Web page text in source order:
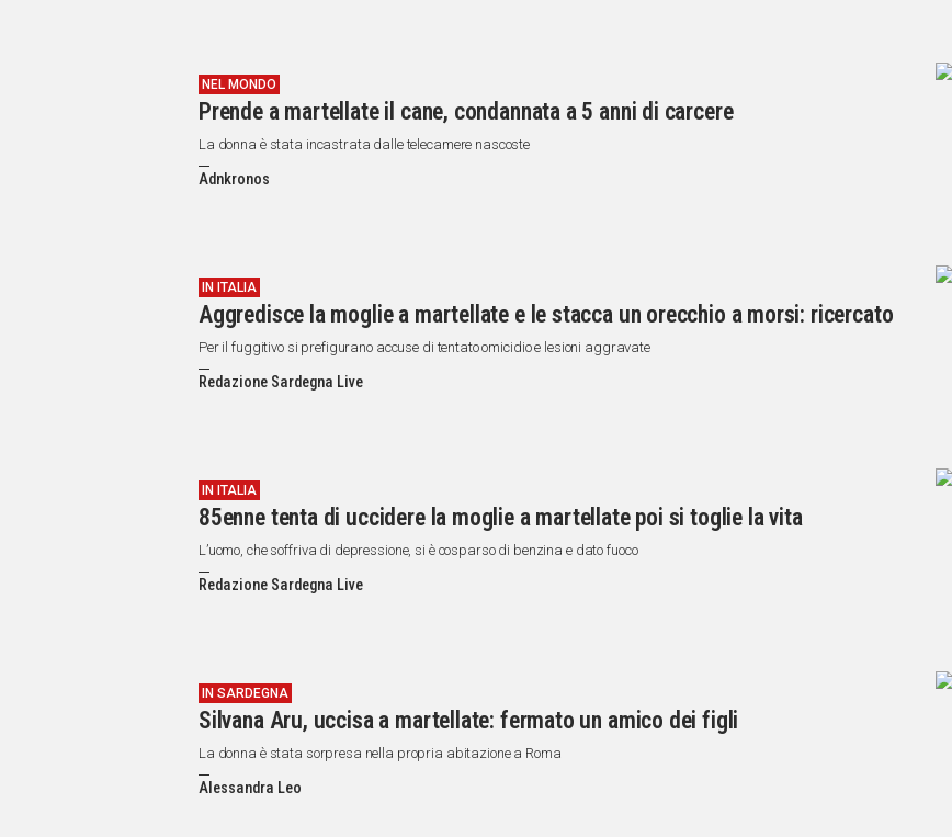
NEL MONDO
Prende a martellate il cane, condannata a 5 anni di carcere
La donna è stata incastrata dalle telecamere nascoste
Adnkronos
IN ITALIA
Aggredisce la moglie a martellate e le stacca un orecchio a morsi: ricercato
Per il fuggitivo si prefigurano accuse di tentato omicidio e lesioni aggravate
Redazione Sardegna Live
IN ITALIA
85enne tenta di uccidere la moglie a martellate poi si toglie la vita
L’uomo, che soffriva di depressione, si è cosparso di benzina e dato fuoco
Redazione Sardegna Live
IN SARDEGNA
Silvana Aru, uccisa a martellate: fermato un amico dei figli
La donna è stata sorpresa nella propria abitazione a Roma
Alessandra Leo